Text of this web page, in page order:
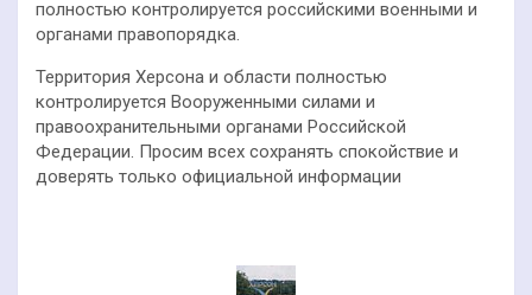
полностью контролируется российскими военными и
органами правопорядка.
Территория Херсона и области полностью
контролируется Вооруженными силами и
правоохранительными органами Российской
Федерации. Просим всех сохранять спокойствие и
доверять только официальной информации